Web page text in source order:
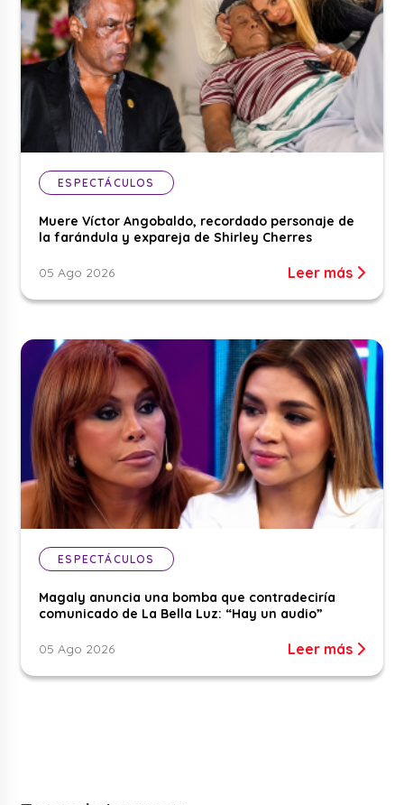
ESPECTÁCULOS
Muere Víctor Angobaldo, recordado personaje de
la farándula y expareja de Shirley Cherres
05 Ago 2026 Leer más
ESPECTÁCULOS
Magaly anuncia una bomba que contradeciría
comunicado de La Bella Luz: “Hay un audio”
05 Ago 2026 Leer más